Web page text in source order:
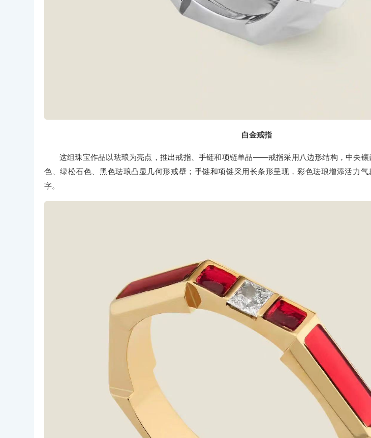
白金戒指
这组珠宝作品以珐琅为亮点，推出戒指、手链和项链单品——戒指采用八边形结构，中央镶
色、绿松石色、黑色珐琅凸显几何形戒壁；手链和项链采用长条形呈现，彩色珐琅增添活力气
字。